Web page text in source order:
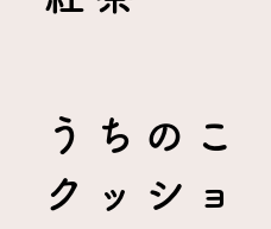
うちのこ
クッショ